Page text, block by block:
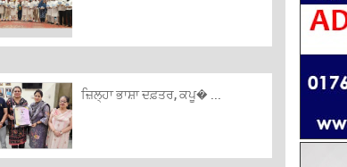
ਜ਼ਿਲ੍ਹਾ ਭਾਸ਼ਾ ਦਫ਼ਤਰ, ਕਪੂ� ...